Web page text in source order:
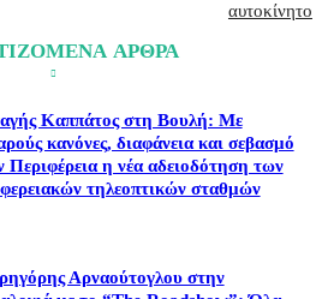
αυτοκίνητο
ΑΡΘΡΑ
Καππάτος στη Βουλή: Με
κανόνες, διαφάνεια και σεβασμό
Περιφέρεια η νέα αδειοδότηση των
τηλεοπτικών σταθμών
Αρναούτογλου στην